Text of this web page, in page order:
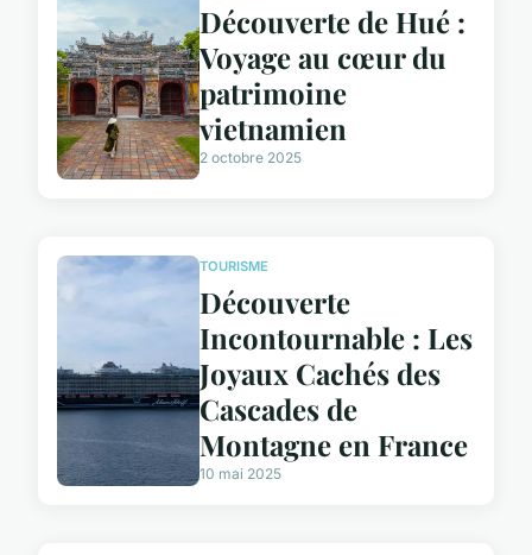
Découverte de Hué :
Voyage au cœur du
patrimoine
vietnamien
2 octobre 2025
TOURISME
Découverte
Incontournable : Les
Joyaux Cachés des
Cascades de
Montagne en France
10 mai 2025